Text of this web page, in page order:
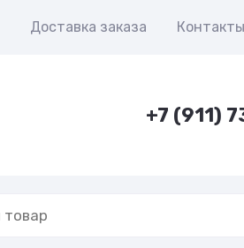
Доставка заказа Контакты
+7 (911)